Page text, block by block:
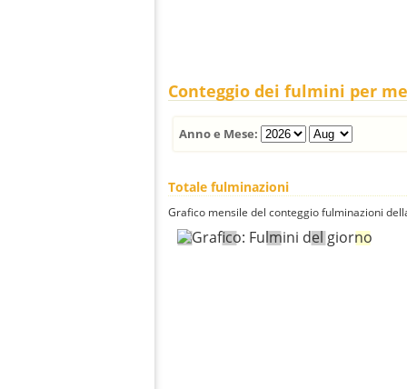
Conteggio dei fulmini per
Anno e Mese:
Totale fulminazioni
Grafico mensile del conteggio fulminazioni